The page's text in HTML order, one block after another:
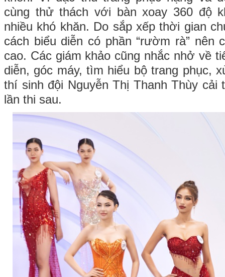
cùng thử thách với bàn xoay 360 độ
nhiều khó khăn. Do sắp xếp thời gian
cách biểu diễn có phần “rườm rà” nên
cao. Các giám khảo cũng nhắc nhở về
diễn, góc máy, tìm hiểu bộ trang phục,
thí sinh đội Nguyễn Thị Thanh Thùy cải
lần thi sau.